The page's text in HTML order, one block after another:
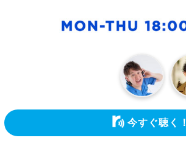
今すぐ聴く！